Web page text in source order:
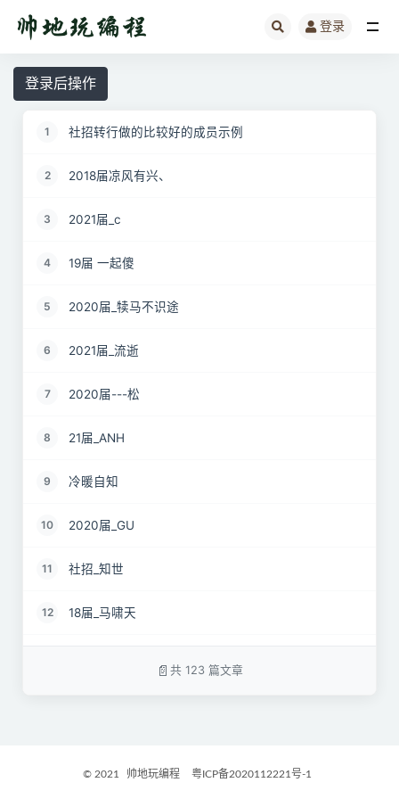
登录
登录后操作
1 社招转行做的比较好的成员示例
2 2018届凉风有兴、
3 2021届_c
4 19届 一起傻
5 2020届_犊马不识途
6 2021届_流逝
7 2020届---松
8 21届_ANH
9 冷暖自知
10 2020届_GU
11 社招_知世
12 18届_马啸天
共 123 篇文章
© 2021 帅地玩编程 粤ICP备2020112221号-1